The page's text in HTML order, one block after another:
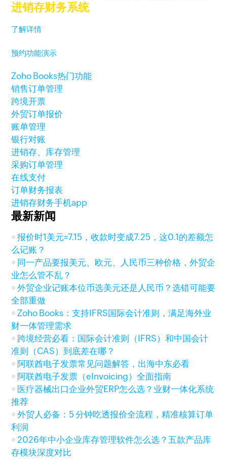
进销存财务系统
了解详情
预约功能演示
Zoho Books热门功能
销售订单管理
跨境开票
外贸订单报价
账单管理
银行对账
进销存、库存管理
采购订单管理
在线支付
订单财务报表
进销存财务手机app
最新新闻
报价时1美元=7.15，收款时变成7.25，这0.1的差额怎
么记账？
同一产品要报美元、欧元、人民币三种价格，外贸企
业怎么管不乱？
外贸企业记账本位币选美元还是人民币？选错可能要
全部重做
Zoho Books：支持IFRS国际会计准则，满足海外业
财一体管理需求
跨境经营必看：国际会计准则（IFRS）和中国会计
准则（CAS）到底差在哪？
阿联酋电子发票常见问题解答，出海中东必看
阿联酋电子发票（eInvoicing）全面指南
医疗器械出口企业外贸ERP怎么选？业财一体化系统
推荐
外贸人必备：5 分钟吃透报价全流程，精准核算订单
利润
2026年中小企业库存管理软件怎么选？五款产品库
存模块深度对比